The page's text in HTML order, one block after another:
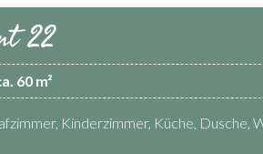
22
60 m²
Kinderzimmer, Küche, Dusche,